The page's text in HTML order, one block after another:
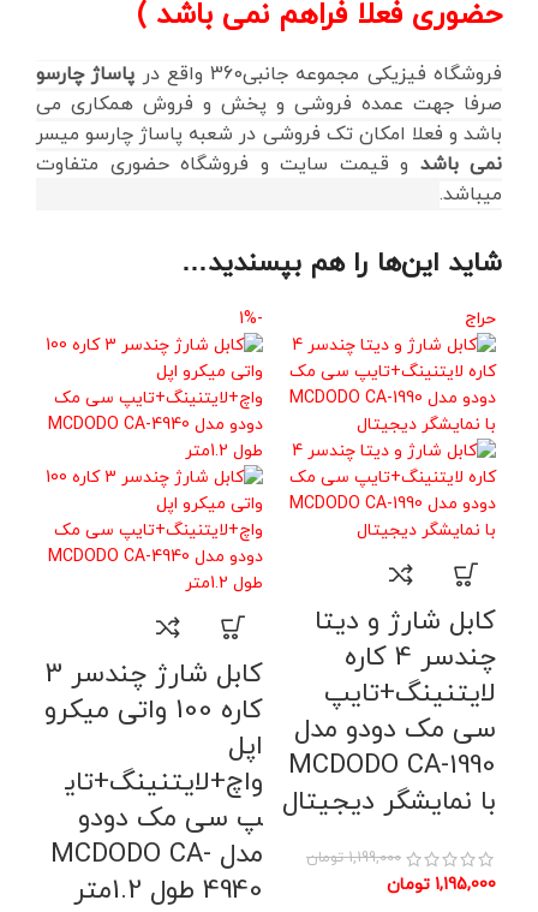
حضوری فعلا فراهم نمی باشد )
فروشگاه فیزیکی مجموعه جانبی360 واقع در
پاساژ چارسو
صرفا جهت عمده فروشی و پخش و فروش همکاری می
باشد و فعلا امکان تک فروشی در شعبه پاساژ چارسو میسر
نمی باشد و قیمت سایت و فروشگاه حضوری متفاوت
میباشد.
شاید این‌ها را هم بپسندید…
حراج
کابل شارژ و دیتا
چندسر 4 کاره
لایتنینگ+تایپ
سی مک دودو مدل
MCDODO CA-1990
با نمایشگر دیجیتال
1,199,000 تومان
1,195,000 تومان
-1%
کابل شارژ چندسر 3
کاره 100 واتی میکرو
اپل
واچ+لایتنینگ+تای
پ سی مک دودو
مدل MCDODO CA-
4940 طول 1.2متر